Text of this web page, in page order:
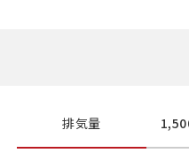
排気量